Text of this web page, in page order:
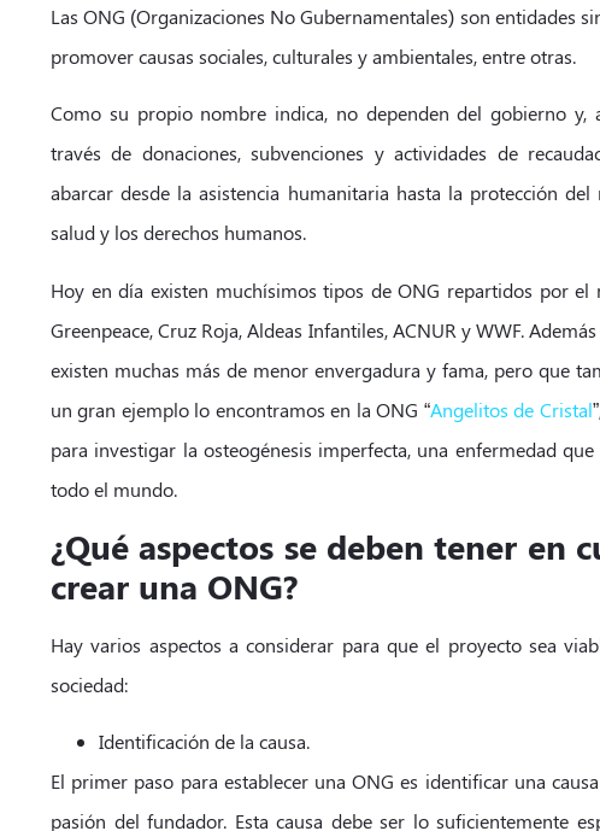
Las ONG (Organizaciones No Gubernamentales) son entidades
promover causas sociales, culturales y ambientales, entre otras.
Como su propio nombre indica, no dependen del gobierno y,
través de donaciones, subvenciones y actividades de
abarcar desde la asistencia humanitaria hasta la protección
salud y los derechos humanos.
Hoy en día existen muchísimos tipos de ONG repartidos por el
Greenpeace, Cruz Roja, Aldeas Infantiles, ACNUR y WWF.
existen muchas más de menor envergadura y fama, pero que
un gran ejemplo lo encontramos en la ONG “Angelitos de Cristal
para investigar la osteogénesis imperfecta, una enfermedad
todo el mundo.
¿Qué aspectos se deben tener en
crear una ONG?
Hay varios aspectos a considerar para que el proyecto sea
sociedad:
Identificación de la causa.
El primer paso para establecer una ONG es identificar una
pasión del fundador. Esta causa debe ser lo suficientemente